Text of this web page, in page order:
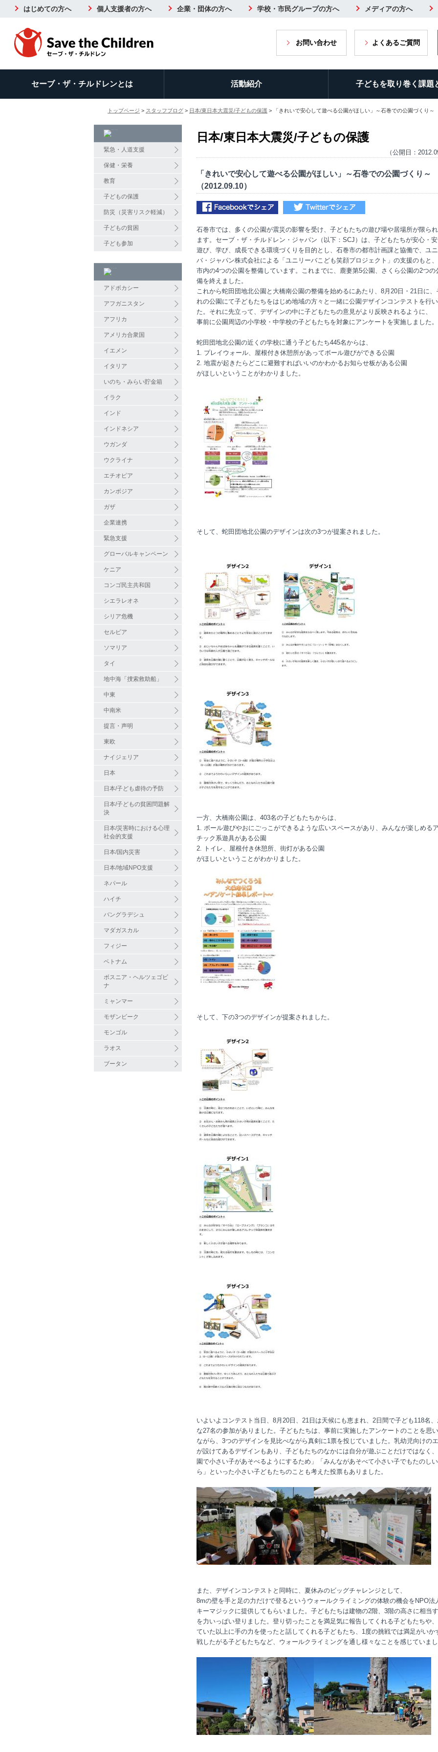
はじめての方へ 個人支援者の方へ 企業・団体の方へ 学校・市民グループの方へ メディアの方へ
お問い合わせ よくあるご質問
セーブ・ザ・チルドレンとは 活動紹介 子どもを取り巻く課題
トップページ > スタッフブログ > 日本/東日本大震災/子どもの保護 > 「きれいで安心して遊べる公園がほしい」～石巻での公園づくり～
緊急・人道支援
保健・栄養
教育
子どもの保護
防災（災害リスク軽減）
子どもの貧困
子ども参加
アドボカシー
アフガニスタン
アフリカ
アメリカ合衆国
イエメン
イタリア
いのち・みらい貯金箱
イラク
インド
インドネシア
ウガンダ
ウクライナ
エチオピア
カンボジア
ガザ
企業連携
緊急支援
グローバルキャンペーン
ケニア
コンゴ民主共和国
シエラレオネ
シリア危機
セルビア
ソマリア
タイ
地中海「捜索救助船」
中東
中南米
提言・声明
東欧
ナイジェリア
日本
日本/子ども虐待の予防
日本/子どもの貧困問題解
決
日本/災害時における心理
社会的支援
日本/国内災害
日本/地域NPO支援
ネパール
ハイチ
バングラデシュ
マダガスカル
フィジー
ベトナム
ボスニア・ヘルツェゴビ
ナ
ミャンマー
モザンビーク
モンゴル
ラオス
ブータン
日本/東日本大震災/子どもの保護
（公開日：
「きれいで安心して遊べる公園がほしい」～石巻での公園づくり～
（2012.09.10）
石巻市では、多くの公園が震災の影響を受け、子どもたちの遊び場や居場所が限ら
ます。セーブ・ザ・チルドレン・ジャパン（以下：SCJ）は、子どもたちが安心・
遊び、学び、成長できる環境づくりを目的とし、石巻市の都市計画課と協働で、ユ
バ・ジャパン株式会社による「ユニリーバこども笑顔プロジェクト」の支援のもと
市内の4つの公園を整備しています。これまでに、鹿妻第5公園、さくら公園の2つの
備を終えました。
これから蛇田団地北公園と大橋南公園の整備を始めるにあたり、8月20日・21日に、
れの公園にて子どもたちをはじめ地域の方々と一緒に公園デザインコンテストを行
た。それに先立って、デザインの中に子どもたちの意見がより反映されるように、
事前に公園周辺の小学校・中学校の子どもたちを対象にアンケートを実施しました。
蛇田団地北公園の近くの学校に通う子どもたち445名からは、
1. プレイウォール、屋根付き休憩所があってボール遊びができる公園
2. 地震が起きたらどこに避難すればいいのかわかるお知らせ板がある公園
がほしいということがわかりました。
そして、蛇田団地北公園のデザインは次の3つが提案されました。
一方、大橋南公園は、403名の子どもたちからは、
1. ボール遊びやおにごっこができるような広いスペースがあり、みんなが楽しめる
チック系遊具がある公園
2. トイレ、屋根付き休憩所、街灯がある公園
がほしいということがわかりました。
そして、下の3つのデザインが提案されました。
いよいよコンテスト当日、8月20日、21日は天候にも恵まれ、2日間で子ども118名
な27名の参加がありました。子どもたちは、事前に実施したアンケートのことを思
ながら、3つのデザインを見比べながら真剣に1票を投じていました。乳幼児向けの
が設けてあるデザインもあり、子どもたちのなかには自分が遊ぶことだけではなく
園で小さい子があそべるようにするため」「みんながあそべて小さい子でもたのし
ら」といった小さい子どもたちのことも考えた投票もありました。
また、デザインコンテストと同時に、夏休みのビッグチャレンジとして、
8mの壁を手と足の力だけで登るというウォールクライミングの体験の機会をNPO法
キーマジックに提供してもらいました。子どもたちは建物の2階、3階の高さに相当
を力いっぱい登りました。登り切ったことを満足気に報告してくれる子どもたちや
ていた以上に手の力を使ったと話してくれる子どもたち、1度の挑戦では満足がいか
戦したがる子どもたちなど、ウォールクライミングを通し様々なことを感じていま